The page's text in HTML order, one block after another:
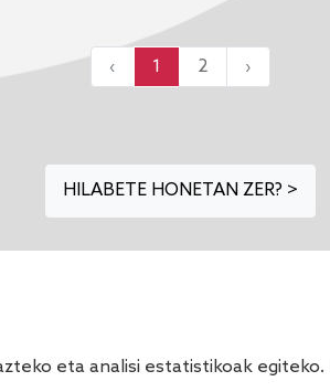
‹ 1 2 ›
HILABETE HONETAN ZER? >
eta analisi estatistikoak